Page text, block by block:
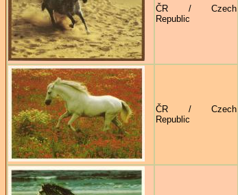
ČR / Czech
Republic
ČR / Czech
Republic